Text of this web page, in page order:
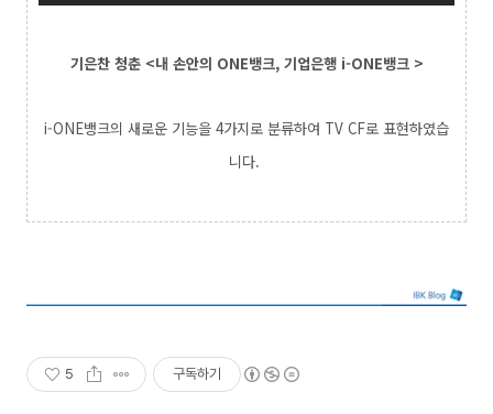
기은찬 청춘 <내 손안의 ONE뱅크, 기업은행 i-ONE뱅크 >
i-ONE뱅크의 새로운 기능을 4가지로 분류하여 TV CF로 표현하였습
니다.
5 구독하기